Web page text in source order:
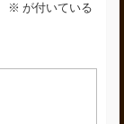
※ が付いている